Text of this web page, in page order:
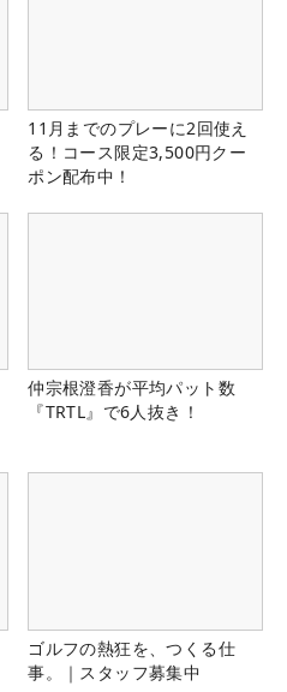
11月までのプレーに2回使え
る！コース限定3,500円クー
ポン配布中！
仲宗根澄香が平均パット数
『TRTL』で6人抜き！
ゴルフの熱狂を、つくる仕
事。｜スタッフ募集中